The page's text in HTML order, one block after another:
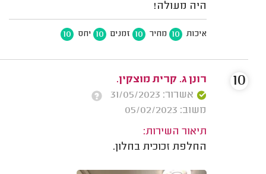
היה מעולה!
איכות 10 מחיר 10 זמנים 10 יחס 10
רונן ג. קרית מוצקין.
אשרור: 31/05/2023
משוב: 05/02/2023
תיאור השירות:
החלפת זכוכית בחלון.
10